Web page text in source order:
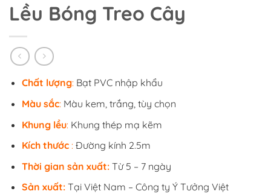
Lều Bóng Treo Cây
Chất lượng: Bạt PVC nhập khẩu
Màu sắc: Màu kem, trắng, tùy chọn
Khung lều: Khung thép mạ kẽm
Kích thước: Đường kính 2.5m
Thời gian sản xuất: Từ 5 – 7 ngày
Sản xuất: Tại Việt Nam – Công ty Ý Tưởng Việt